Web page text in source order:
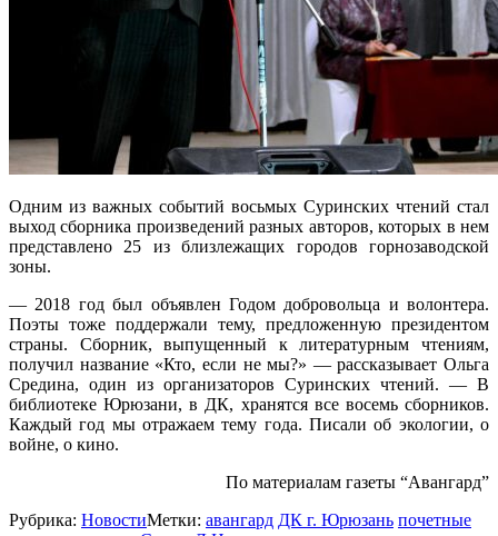
Одним из важных событий восьмых Суринских чтений стал
выход сборника произведений разных авторов, которых в нем
представлено 25 из близлежащих городов горнозаводской
зоны.
— 2018 год был объявлен Годом добровольца и волонтера.
Поэты тоже поддержали тему, предложенную президентом
страны. Сборник, выпущенный к литературным чтениям,
получил название «Кто, если не мы?» — рассказывает Ольга
Средина, один из организаторов Суринских чтений. — В
библиотеке Юрюзани, в ДК, хранятся все восемь сборников.
Каждый год мы отражаем тему года. Писали об экологии, о
войне, о кино.
По материалам газеты “Авангард”
Рубрика: НовостиМетки: авангард ДК г. Юрюзань почетные